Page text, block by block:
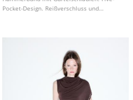
Pocket-Design. Reißverschluss und